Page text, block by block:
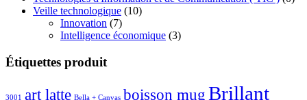
Veille technologique (10)
Innovation (7)
Intelligence économique (3)
Étiquettes produit
3001 art latte Bella + Canvas boisson mugBrillant